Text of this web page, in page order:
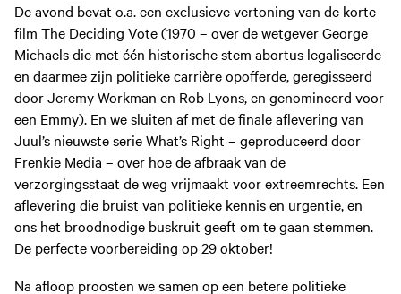
De avond bevat o.a. een exclusieve vertoning van de korte
film The Deciding Vote (1970 – over de wetgever George
Michaels die met één historische stem abortus legaliseerde
en daarmee zijn politieke carrière opofferde, geregisseerd
door Jeremy Workman en Rob Lyons, en genomineerd voor
een Emmy). En we sluiten af met de finale aflevering van
Juul’s nieuwste serie What’s Right – geproduceerd door
Frenkie Media – over hoe de afbraak van de
verzorgingsstaat de weg vrijmaakt voor extreemrechts. Een
aflevering die bruist van politieke kennis en urgentie, en
ons het broodnodige buskruit geeft om te gaan stemmen.
De perfecte voorbereiding op 29 oktober!
Na afloop proosten we samen op een betere politieke